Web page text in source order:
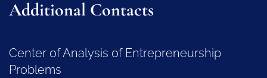
Additional Contacts
Center of Analysis of Entrepreneurship
Problems